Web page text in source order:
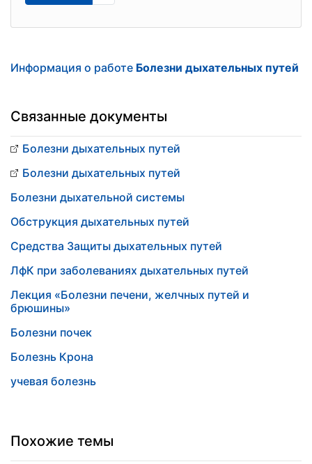
Информация о работе Болезни дыхательных путей
Связанные документы
Болезни дыхательных путей
Болезни дыхательных путей
Болезни дыхательной системы
Обструкция дыхательных путей
Средства Защиты дыхательных путей
ЛфК при заболеваниях дыхательных путей
Лекция «Болезни печени, желчных путей и
брюшины»
Болезни почек
Болезнь Крона
учевая болезнь
Похожие темы